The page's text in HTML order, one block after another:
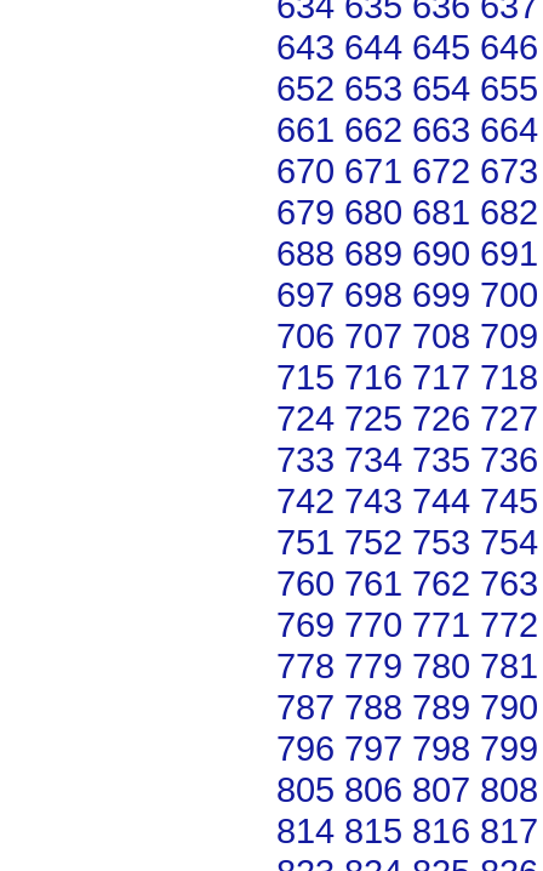
643 644 645 646
652 653 654 655
661 662 663 664
670 671 672 673
679 680 681 682
688 689 690 691
697 698 699 700
706 707 708 709
715 716 717 718
724 725 726 727
733 734 735 736
742 743 744 745
751 752 753 754
760 761 762 763
769 770 771 772
778 779 780 781
787 788 789 790
796 797 798 799
805 806 807 808
814 815 816 817